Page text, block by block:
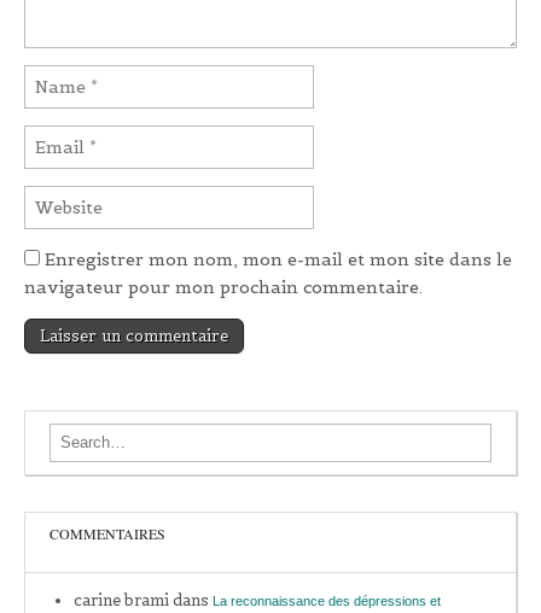
Enregistrer mon nom, mon e-mail et mon site dans le
navigateur pour mon prochain commentaire.
Search for:
COMMENTAIRES
carine bramidans La reconnaissance des dépressions et